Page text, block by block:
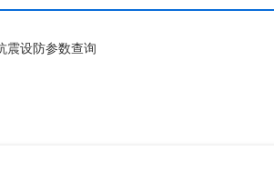
震设防参数查询